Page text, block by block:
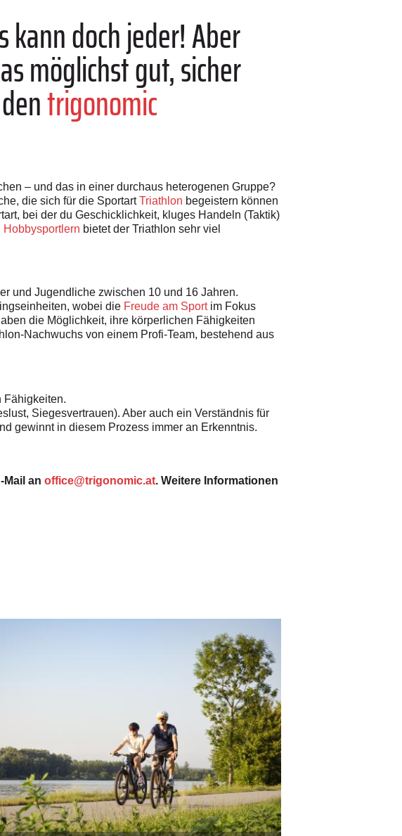
doch jeder! Aber
möglichst gut, sicher
trigonomic
– und das in einer durchaus heterogenen Gruppe?
die sich für die SportartTriathlon begeistern können
bei der du Geschicklichkeit, kluges Handeln (Taktik)
Hobbysportlern bietet der Triathlon sehr viel
und Jugendliche zwischen 10 und 16 Jahren.
wobei die Freude am Sportim Fokus
die Möglichkeit, ihre körperlichen Fähigkeiten
Nachwuchs von einem Profi-Team, bestehend aus
Fähigkeiten.
Siegesvertrauen). Aber auch ein Verständnis für
gewinnt in diesem Prozess immer an Erkenntnis.
Mail an office@trigonomic.at. Weitere Informationen